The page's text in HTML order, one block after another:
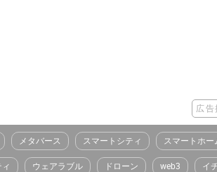
広告
メタバース スマートシティ スマートホー
ウェアラブル ドローン web3 イ